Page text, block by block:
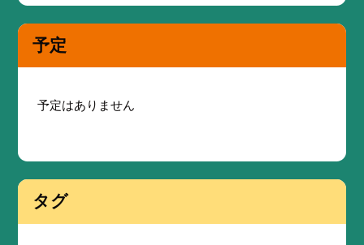
予定
予定はありません
タグ